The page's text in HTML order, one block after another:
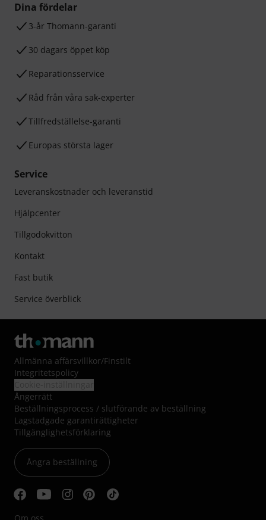
Dina fördelar
3-år Thomann-garanti
30 dagars öppet köp
Reparationsservice
Råd från våra sak-experter
Tillfredställelse-garanti
Europas största lager
Service
Leveranskostnader och leveranstid
Hjälpcenter
Tillgodokvitton
Kontakt
Fast butik
Service överblick
Allmänna affärsvillkor/Finstilt
Integritetspolicy
Ångerrätt
Beställningsprocess / slutförande av beställning
Lagstadgade garantirättigheter
Tillgänglighetsförklaring
Ångra beställning